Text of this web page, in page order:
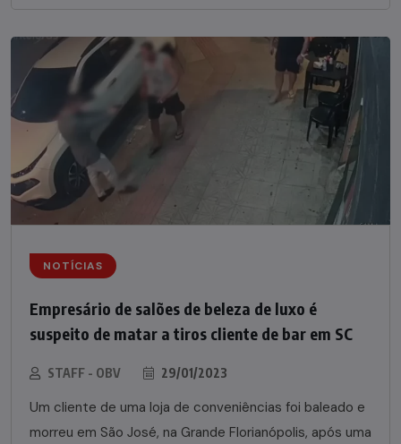
NOTÍCIAS
Empresário de salões de beleza de luxo é
suspeito de matar a tiros cliente de bar em SC
STAFF - OBV 29/01/2023
Um cliente de uma loja de conveniências foi baleado e
morreu em São José, na Grande Florianópolis, após uma